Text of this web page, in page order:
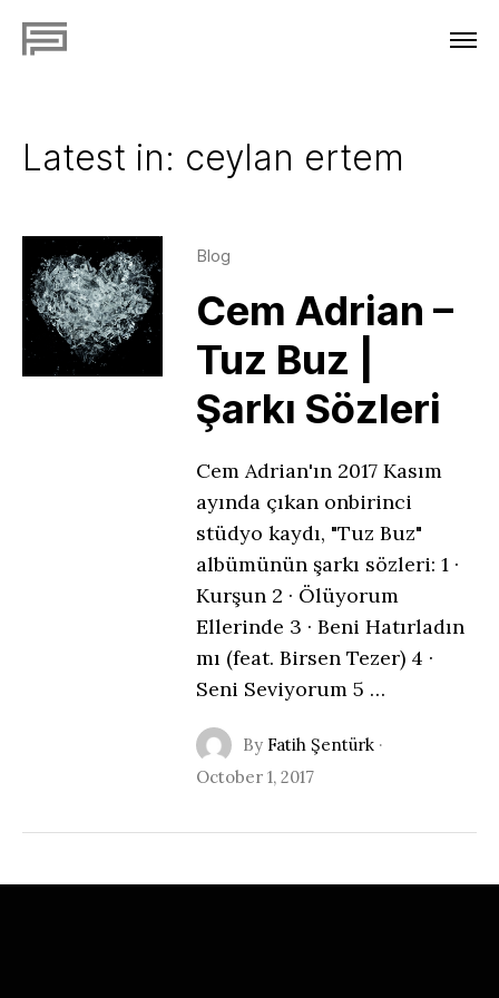
Latest in: ceylan ertem
Blog
Cem Adrian –
Tuz Buz |
Şarkı Sözleri
Cem Adrian'ın 2017 Kasım
ayında çıkan onbirinci
stüdyo kaydı, "Tuz Buz"
albümünün şarkı sözleri: 1 ·
Kurşun 2 · Ölüyorum
Ellerinde 3 · Beni Hatırladın
mı (feat. Birsen Tezer) 4 ·
Seni Seviyorum 5 …
By Fatih Şentürk·
October 1, 2017